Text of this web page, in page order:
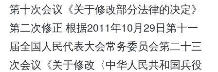
第十次会议《关于修改部分法律的决定》
第二次修正 根据2011年10月29日第十一
届全国人民代表大会常务委员会第二十三
次会议《关于修改〈中华人民共和国兵役